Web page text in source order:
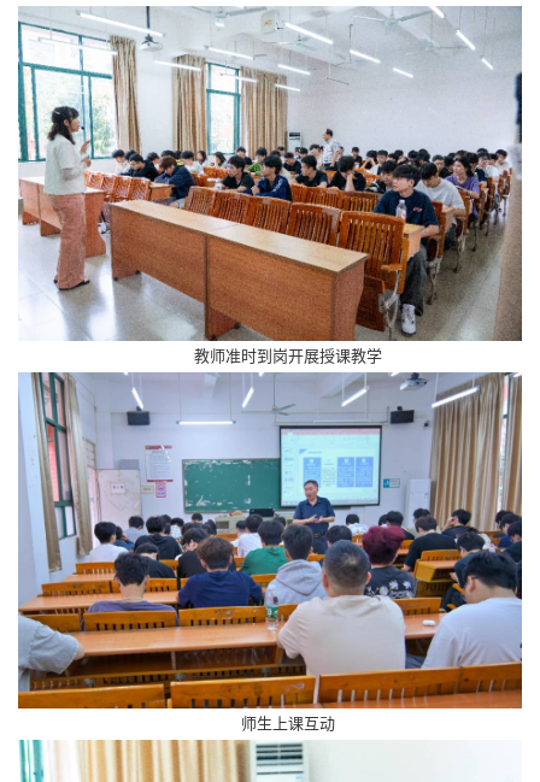
教师准时到岗开展授课教学
师生上课互动